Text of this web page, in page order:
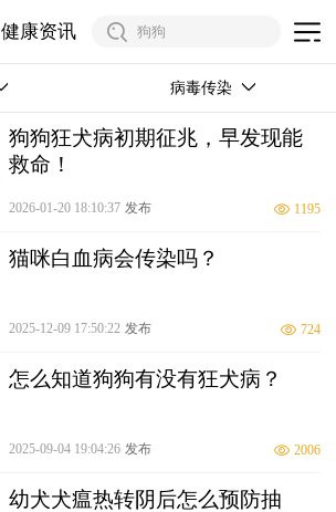
健康资讯
病毒传染
狗狗狂犬病初期征兆，早发现能
救命！
2026-01-20 18:10:37 发布 1195
猫咪白血病会传染吗？
2025-12-09 17:50:22 发布 724
怎么知道狗狗有没有狂犬病？
2025-09-04 19:04:26 发布 2006
幼犬犬瘟热转阴后怎么预防抽